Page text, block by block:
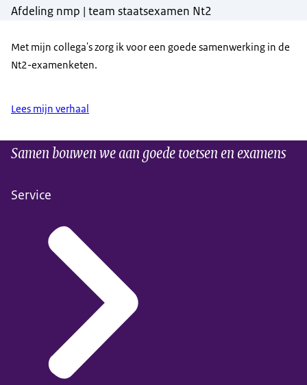
Afdeling nmp | team staatsexamen Nt2
Met mijn collega's zorg ik voor een goede samenwerking in de
Nt2-examenketen.
Lees mijn verhaal
Samen bouwen we aan goede toetsen en examens
Service